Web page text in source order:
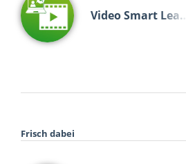
Video Smart Lea…
Frisch dabei